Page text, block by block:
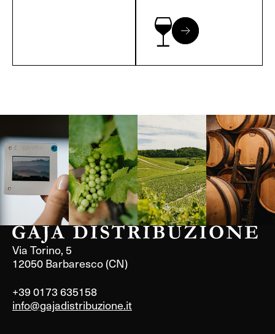
Borgogna,
Francia
Borgogna,
Francia
Instagram
Via Torino, 5
12050 Barbaresco (CN)
+39 0173 635158
info@gajadistribuzione.it